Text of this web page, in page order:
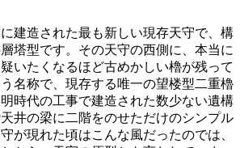
建造された最も新しい現存天守で、構
塔型です。その天守の西側に、本当に
いたくなるほど古めかしい櫓が残って
名称で、現存する唯一の望楼型二重櫓
時代の工事で建造された数少ない遺構
井の梁に二階をのせただけのシンプル
が現れた頃はこんな風だったのでは、